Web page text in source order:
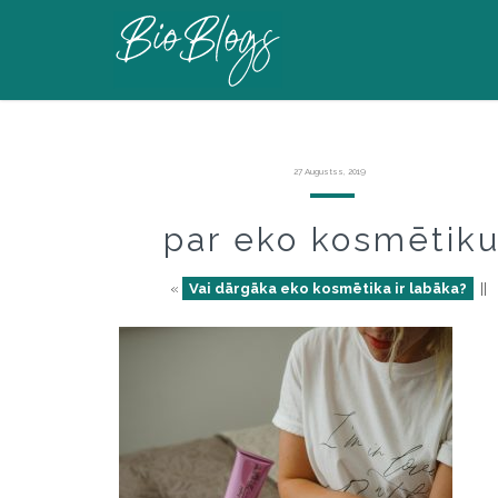
27 Augustss, 2019
par eko kosmētiku
« Vai dārgāka eko kosmētika ir labāka?